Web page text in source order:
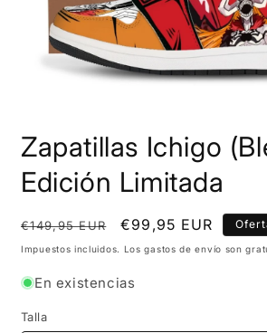
multimedia
1
en
una
ventana
Zapatillas Ichigo
Edición Limitada
Precio
habitual
€149,95 EUR
Precio
de
€99,95 EUR
Impuestos incluidos. Los gastos de envío son
En existencias
Talla